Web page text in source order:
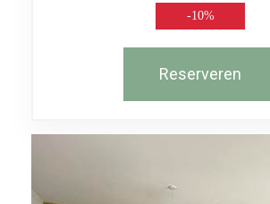
-10%
Reserveren